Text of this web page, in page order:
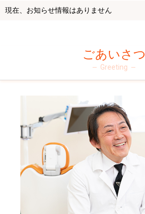
現在、お知らせ情報はありません
ごあいさつ
Greeting